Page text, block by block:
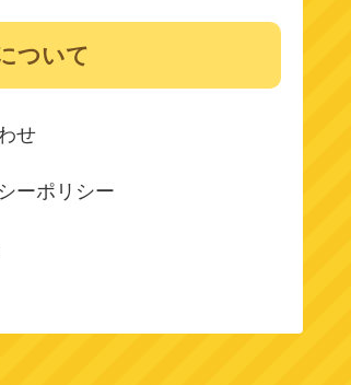
ついて
せ
ーポリシー